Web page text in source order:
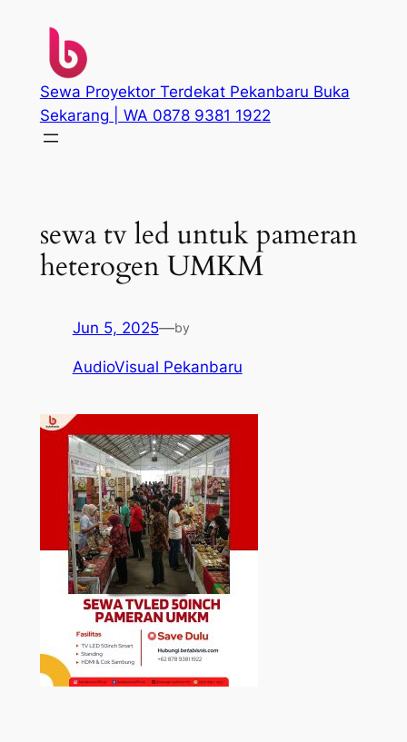
content
Sewa Proyektor Terdekat Pekanbaru Buka
Sekarang | WA 0878 9381 1922
sewa tv led untuk pameran
heterogen UMKM
Jun 5, 2025—by
AudioVisual Pekanbaru